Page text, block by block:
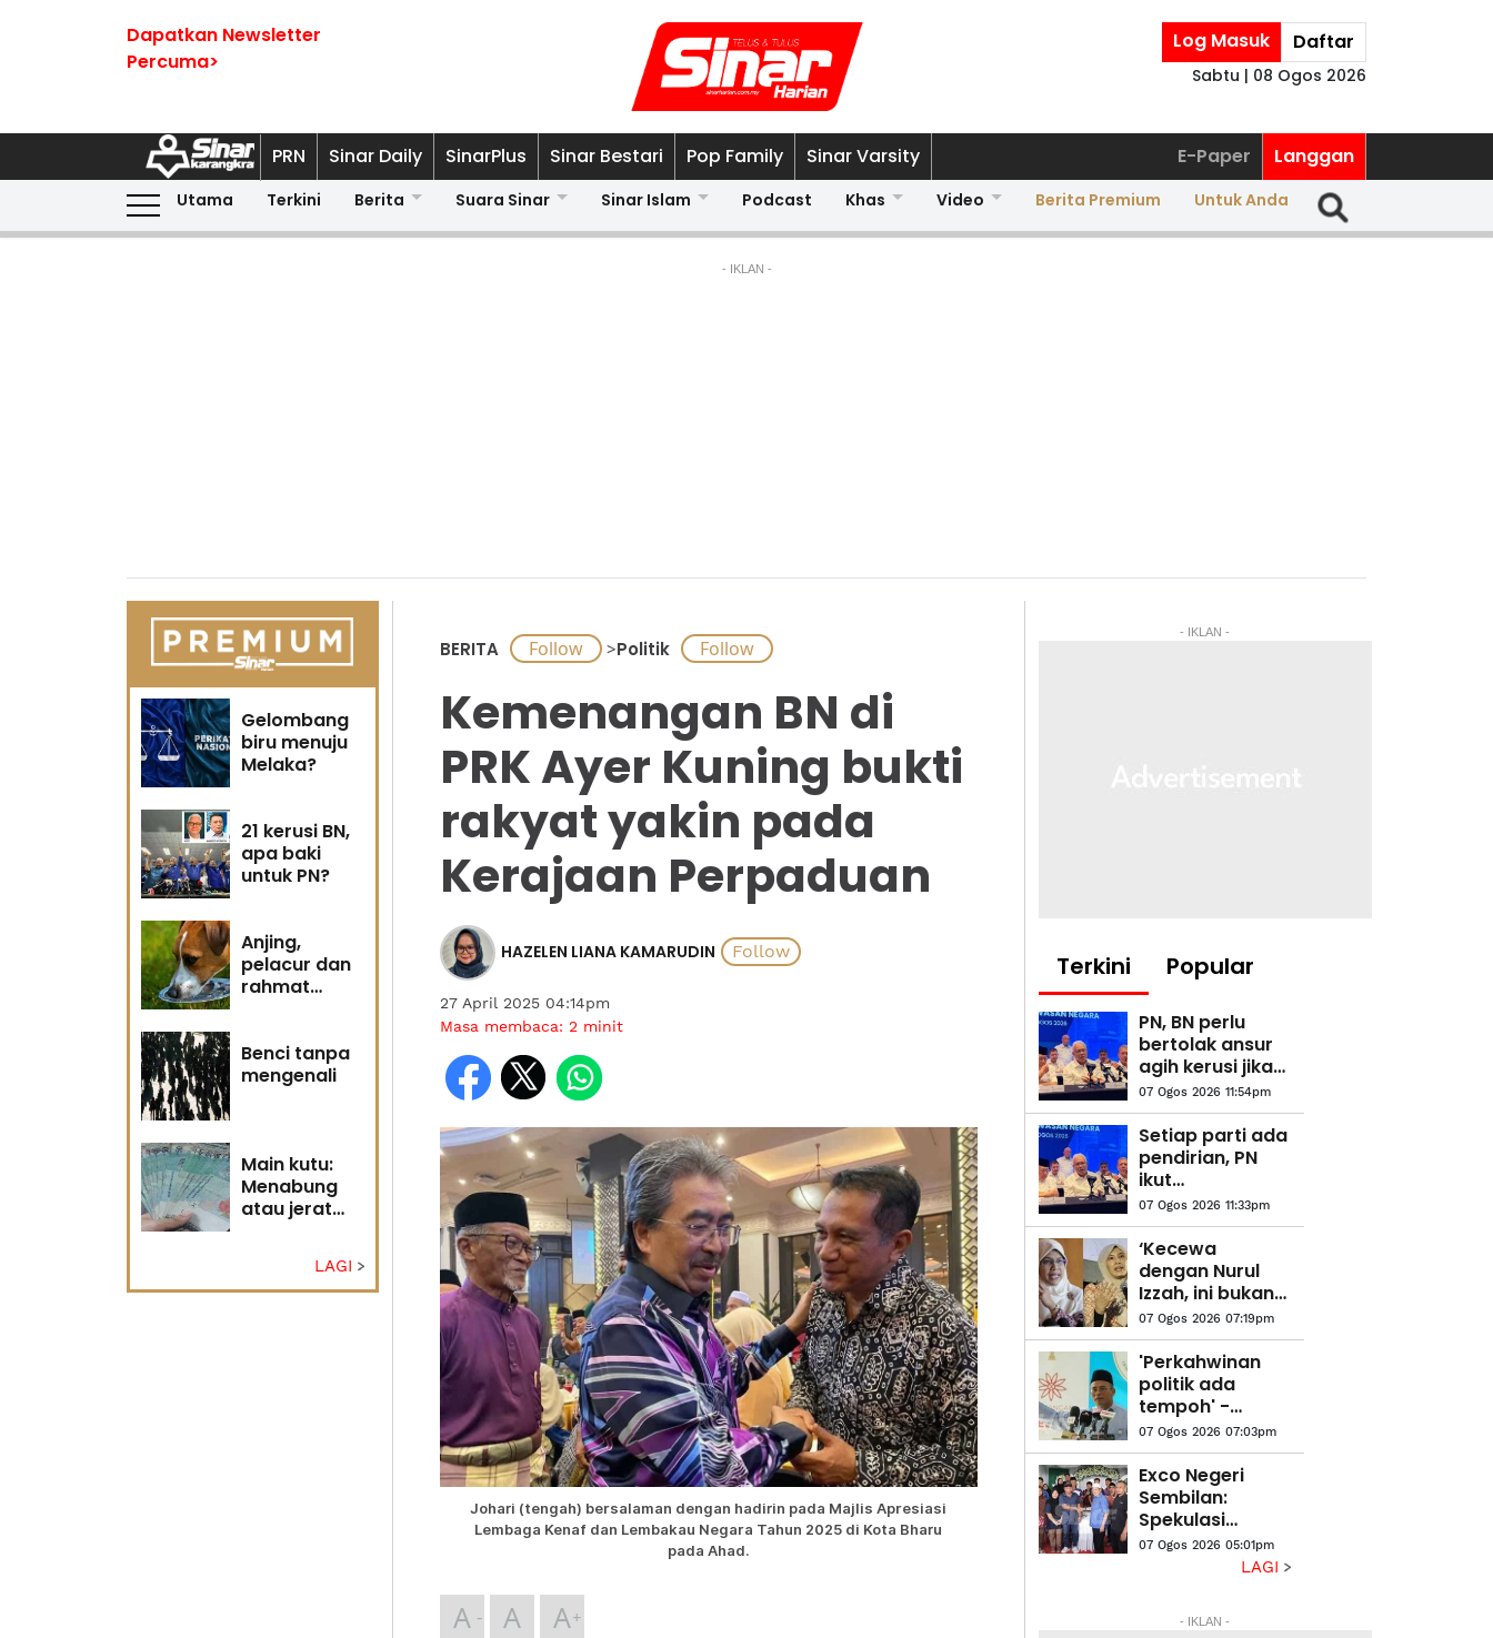
Dapatkan Newsletter
Percuma>
Log Masuk Daftar
Sabtu | 08 Ogos 2026
PRN Sinar Daily SinarPlus Sinar Bestari Pop Family Sinar Varsity E-Paper Langgan
Utama Terkini Berita Suara Sinar Sinar Islam Podcast Khas Video Berita Premium Untuk Anda
- IKLAN -
Gelombang
biru menuju
Melaka?
21 kerusi BN,
apa baki
untuk PN?
Anjing,
pelacur dan
rahmat
Benci tanpa
mengenali
Main kutu:
Menabung
atau jerat
LAGI
BERITA >Politik
Kemenangan BN di
PRK Ayer Kuning bukti
rakyat yakin pada
Kerajaan Perpaduan
HAZELEN LIANA KAMARUDIN
27 April 2025 04:14pm
Masa membaca: 2 minit
Johari (tengah) bersalaman dengan hadirin pada Majlis Apresiasi
Lembaga Kenaf dan Lembakau Negara Tahun 2025 di Kota Bharu
pada Ahad.
A A A
- IKLAN -
Terkini Popular
PN, BN perlu
bertolak ansur
agih kerusi jika
mahu kekalkan
'gelombang
biru' - Hamzah
07 Ogos 2026 11:54pm
Setiap parti ada
pendirian, PN
ikut
perlembagaan
gabungan -
Hamzah
07 Ogos 2026 11:33pm
‘Kecewa
dengan Nurul
Izzah, ini bukan
jawatan main-
main’ - Rodziah
07 Ogos 2026 07:19pm
'Perkahwinan
politik ada
tempoh' -
Amirudin
07 Ogos 2026 07:03pm
Exco Negeri
Sembilan:
Spekulasi
terjawab, tiada
wakil PH atau
07 Ogos 2026 05:01pm
LAGI
- IKLAN -